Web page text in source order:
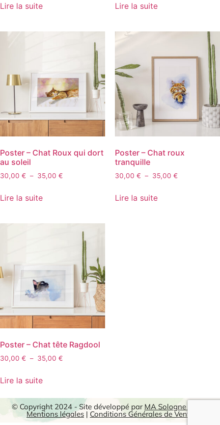
Lire la suite Lire la suite
Poster – Chat Roux qui dort
au soleil
30,00 € – 35,00 €
Lire la suite
Poster – Chat roux
tranquille
30,00 € – 35,00 €
Lire la suite
Poster – Chat tête Ragdool
30,00 € – 35,00 €
Lire la suite
© Copyright 2024 - Site développé par MA Sologne Web
Mentions légales | Conditions Générales de Vente